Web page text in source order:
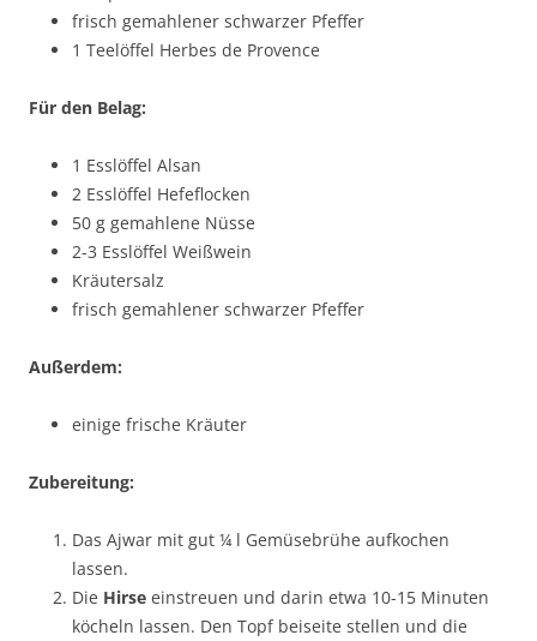
frisch gemahlener schwarzer Pfeffer
1 Teelöffel Herbes de Provence
Für den Belag:
1 Esslöffel Alsan
2 Esslöffel Hefeflocken
50 g gemahlene Nüsse
2-3 Esslöffel Weißwein
Kräutersalz
frisch gemahlener schwarzer Pfeffer
Außerdem:
einige frische Kräuter
Zubereitung:
Das Ajwar mit gut ¼ l Gemüsebrühe aufkochen
lassen.
Die Hirse einstreuen und darin etwa 10-15 Minuten
köcheln lassen. Den Topf beiseite stellen und die